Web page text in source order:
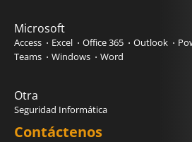
Microsoft
Access Excel Office 365 Outlook
Teams
Windows Word
Otra
Seguridad Informática
Contáctenos